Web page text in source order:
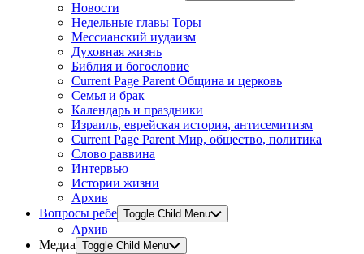
Новости
Недельные главы Торы
Мессианский иудаизм
Духовная жизнь
Библия и богословие
Current Page Parent Община и церковь
Семья и брак
Календарь и праздники
Израиль, еврейская история, антисемитизм
Current Page Parent Мир, общество, политика
Слово раввина
Интервью
Истории жизни
Архив
Вопросы ребе Toggle Child Menu
Архив
Медиа Toggle Child Menu